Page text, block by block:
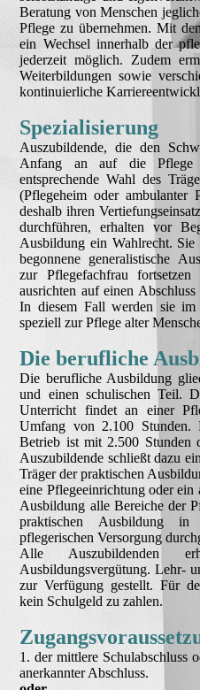
Beratung von Menschen
Pflege zu übernehmen. Mit
ein Wechsel innerhalb der
jederzeit möglich. Zudem
Weiterbildungen sowie
kontinuierliche
Spezialisierung
Auszubildende, die den
Anfang an auf die Pflege
entsprechende Wahl des
(Pflegeheim oder ambulanter
deshalb ihren
durchführen, erhalten vor
Ausbildung ein Wahlrecht.
begonnene generalistische
zur Pflegefachfrau
ausrichten auf einen
In diesem Fall werden sie
speziell zur Pflege alter
Die berufliche
Die berufliche Ausbildung
und einen schulischen Teil.
Unterricht findet an einer
Umfang von 2.100 Stunden.
Betrieb ist mit 2.500 Stunden
Auszubildende schließt dazu
Träger der praktischen
eine Pflegeeinrichtung oder
Ausbildung alle Bereiche der
praktischen Ausbildung in
pflegerischen Versorgung
Alle Auszubildenden
Ausbildungsvergütung. Lehr-
zur Verfügung gestellt. Für
kein Schulgeld zu zahlen.
1. der mittlere Schulabschluss
anerkannter Abschluss.